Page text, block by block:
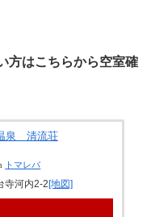
方はこちらから空室確
泉 清流荘
トマレバ
寺河内2-2 [地図]